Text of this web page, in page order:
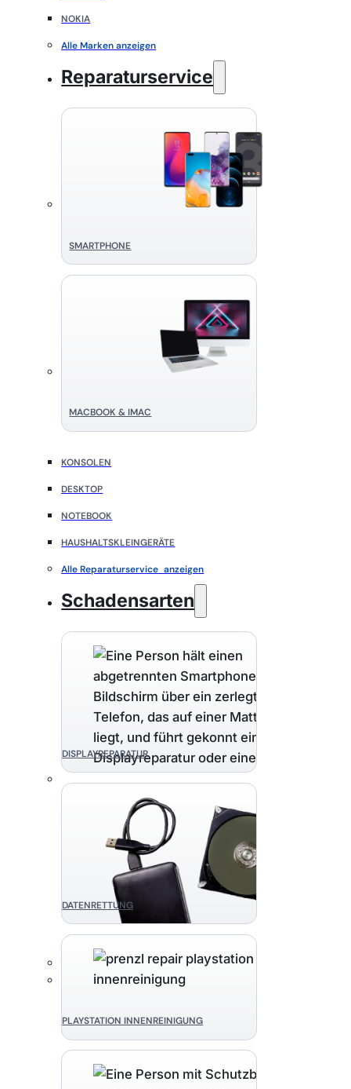
NOKIA
Alle Marken anzeigen
Reparaturservice
SMART­PHONE
MACBOOK & IMAC
KONSOLEN
DESKTOP
NOTEBOOK
HAUSHALTSKLEINGERÄTE
Alle Reparaturservice anzeigen
Schadensarten
DISPLAYREPARATUR
DATENRETTUNG
PLAYSTATION INNENREINIGUNG